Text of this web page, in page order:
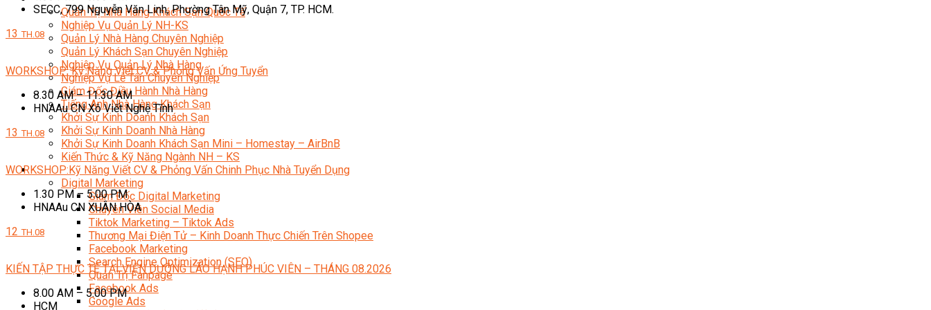
Quản Trị Nhà Hàng Khách Sạn Quốc Tế
Nghiệp Vụ Quản Lý NH-KS
Quản Lý Nhà Hàng Chuyên Nghiệp
Quản Lý Khách Sạn Chuyên Nghiệp
Nghiệp Vụ Quản Lý Nhà Hàng
Nghiệp Vụ Lễ Tân Chuyên Nghiệp
Giám Đốc Điều Hành Nhà Hàng
Tiếng Anh Nhà Hàng Khách Sạn
Khởi Sự Kinh Doanh Khách Sạn
Khởi Sự Kinh Doanh Nhà Hàng
Khởi Sự Kinh Doanh Khách Sạn Mini – Homestay – AirBnB
Kiến Thức & Kỹ Năng Ngành NH – KS
Marketing
Digital Marketing
Giám Đốc Digital Marketing
Chuyên Viên Social Media
Tiktok Marketing – Tiktok Ads
Thương Mại Điện Tử – Kinh Doanh Thực Chiến Trên Shopee
Facebook Marketing
Search Engine Optimization (SEO)
Quản Trị Fanpage
Facebook Ads
Google Ads
SECC, 799 Nguyễn Văn Linh, Phường Tân Mỹ, Quận 7, TP. HCM.
13 TH.08
WORKSHOP: Kỹ Năng Viết CV & Phỏng Vấn Ứng Tuyển
8.30 AM – 11.30 AM
HNAAu CN Xô Viết Nghệ Tĩnh
13 TH.08
WORKSHOP:Kỹ Năng Viết CV & Phỏng Vấn Chinh Phục Nhà Tuyển Dụng
1.30 PM – 5.00 PM
HNAAu CN XUÂN HÒA
12 TH.08
KIẾN TẬP THỰC TẾ TẠI VIỆN DƯỠNG LÃO HẠNH PHÚC VIÊN – THÁNG 08.2026
8.00 AM – 5.00 PM
HCM